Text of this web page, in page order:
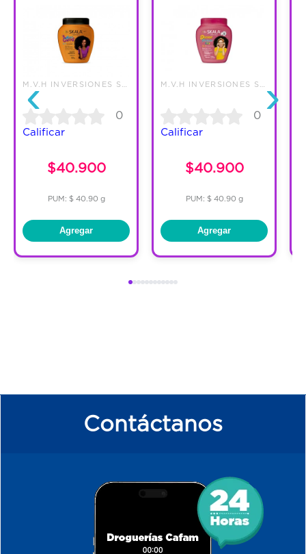
‹ 0
Calificar
$40.900
PUM: $ 40.90 g
Agregar
0
Calificar
$40.900
PUM: $ 40.90 g
Agregar
›
Contáctanos